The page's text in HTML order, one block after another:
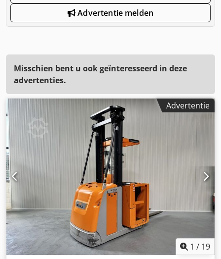
Advertentie melden
Misschien bent u ook geïnteresseerd in deze
advertenties.
Advertentie
1 / 19